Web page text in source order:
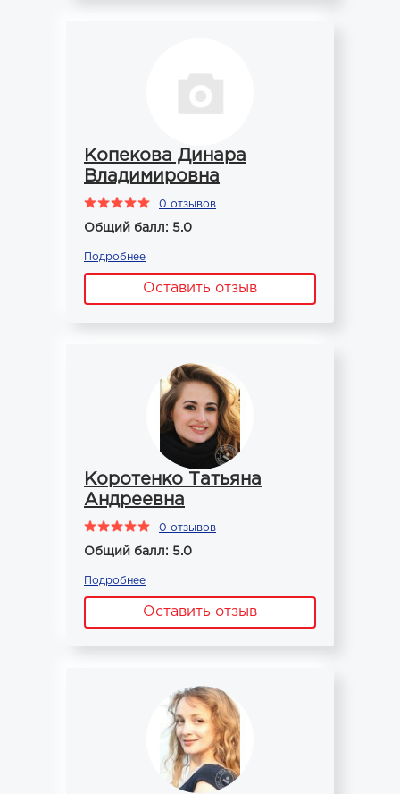
Копекова Динара
Владимировна
0 отзывов
Общий балл: 5.0
Подробнее
Оставить отзыв
Коротенко Татьяна
Андреевна
0 отзывов
Общий балл: 5.0
Подробнее
Оставить отзыв